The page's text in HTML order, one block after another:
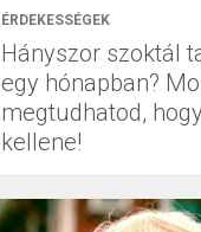
ÉRDEKESSÉGEK
Hányszor szoktál
egy hónapban?
megtudhatod,
kellene!